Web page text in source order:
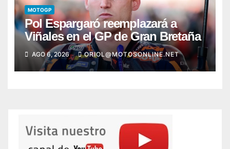
MOTOGP
Pol Espargaró reemplazará a
Viñales en el GP de Gran Bretaña
AGO 6, 2026 ORIOL@MOTOSONLINE.NET